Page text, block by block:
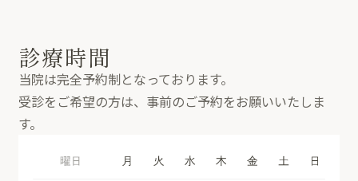
診療時間
当院は完全予約制となっております。
受診をご希望の方は、事前のご予約をお願いいたしま
す。